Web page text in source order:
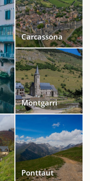
Carcassona
Montgarri
Ponttaut